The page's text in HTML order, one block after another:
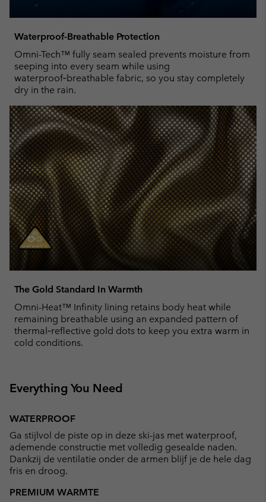
Waterproof-Breathable Protection
Omni-Tech™ fully seam sealed prevents moisture from
seeping into every seam while using
waterproof‑breathable fabric, so you stay completely
dry in the rain.
The Gold Standard In Warmth
Omni-Heat™ Infinity lining retains body heat while
remaining breathable using an expanded pattern of
thermal‑reflective gold dots to keep you extra warm in
cold conditions.
Everything You Need
WATERPROOF
Ga stijlvol de piste op in deze ski-jas met waterproof,
ademende constructie met volledig gesealde naden.
Dankzij de ventilatie onder de armen blijf je de hele dag
fris en droog.
PREMIUM WARMTE